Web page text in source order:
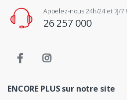
Appelez-nous 24h/24 et 7j/7 !
26 257 000
ENCORE PLUS sur notre site